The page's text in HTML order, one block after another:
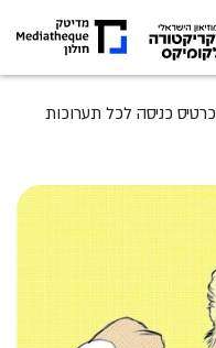
כרטיס כניסה לכל תערוכות